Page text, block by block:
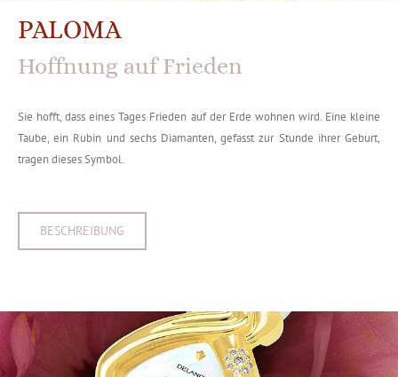
PALOMA
Hoffnung auf Frieden
Sie hofft, dass eines Tages Frieden auf der Erde wohnen wird. Eine kleine
Taube, ein Rubin und sechs Diamanten, gefasst zur Stunde ihrer Geburt,
tragen dieses Symbol.
BESCHREIBUNG